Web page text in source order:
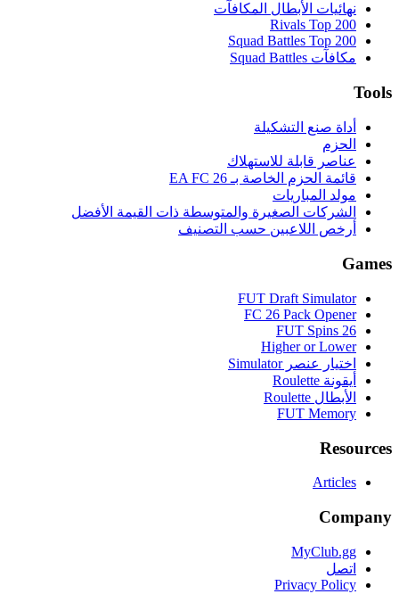
نهائيات الأبطال المكافآت
Rivals Top 200
Squad Battles Top 200
مكافآت Squad Battles
Tools
أداة صنع التشكيلة
الحزم
عناصر قابلة للاستهلاك
قائمة الحزم الخاصة بـ EA FC 26
مولد المباريات
الشركات الصغيرة والمتوسطة ذات القيمة الأفضل
أرخص اللاعبين حسب التصنيف
Games
FUT Draft Simulator
FC 26 Pack Opener
FUT Spins 26
Higher or Lower
اختيار عنصر Simulator
أيقونة Roulette
الأبطال Roulette
FUT Memory
Resources
Articles
Company
MyClub.gg
اتصل
Privacy Policy